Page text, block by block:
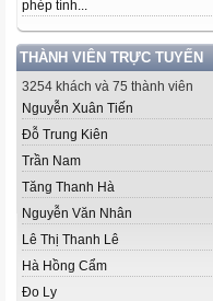
phép tính...
THÀNH VIÊN TRỰC TUYẾN
3254 khách và 75 thành viên
Nguyễn Xuân Tiến
Đỗ Trung Kiên
Trần Nam
Tăng Thanh Hà
Nguyễn Văn Nhân
Lê Thị Thanh Lê
Hà Hồng Cẩm
Đo Ly